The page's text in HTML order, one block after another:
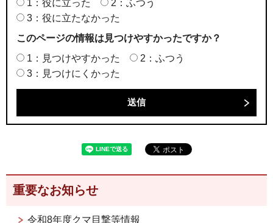
1：役に立った
2：ふつう
3：役に立たなかった
このページの情報は見つけやすかったですか？
1：見つけやすかった
2：ふつう
3：見つけにくかった
重要なお知らせ
令和8年度クマ目撃等情報